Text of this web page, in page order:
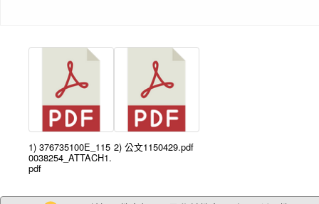
1) 376735100E_115
0038254_ATTACH1.
pdf
2) 公文1150429.pdf